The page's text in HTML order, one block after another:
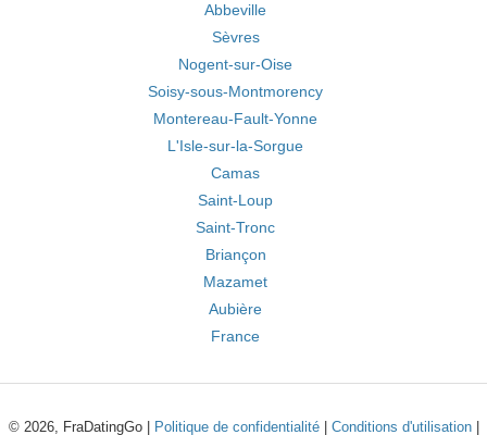
Abbeville
Sèvres
Nogent-sur-Oise
Soisy-sous-Montmorency
Montereau-Fault-Yonne
L'Isle-sur-la-Sorgue
Camas
Saint-Loup
Saint-Tronc
Briançon
Mazamet
Aubière
France
© 2026, FraDatingGo | Politique de confidentialité| Conditions d'utilisation|